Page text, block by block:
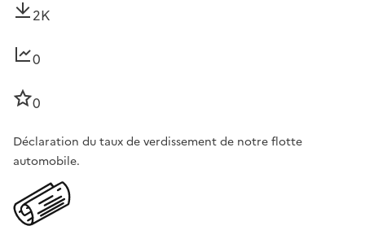
2K
0
0
Déclaration du taux de verdissement de notre flotte
automobile.